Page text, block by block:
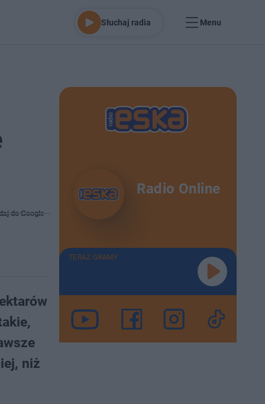
Słuchaj radia Menu
do Google
niż
Radio Online
TERAZ GRAMY